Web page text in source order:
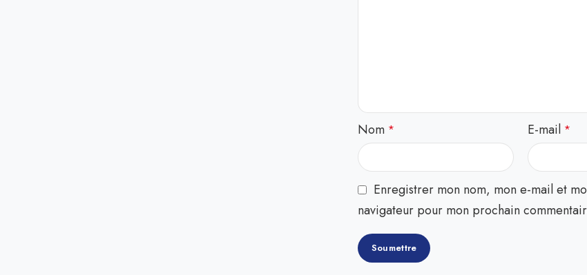
Nom * E-mail *
Enregistrer mon nom, mon e-mail et
navigateur pour mon prochain